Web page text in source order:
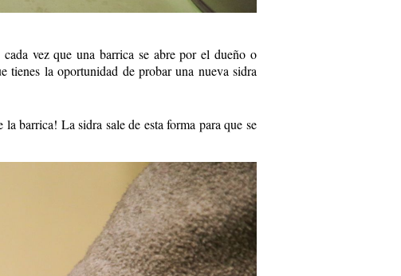
vez que una barrica se abre por el dueño o
la oportunidad de probar una nueva sidra
barrica! La sidra sale de esta forma para que se